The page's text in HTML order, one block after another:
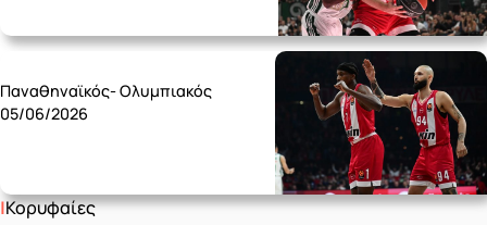
Παναθηναϊκός- Ολυμπιακός
05/06/2026
Κορυφαίες